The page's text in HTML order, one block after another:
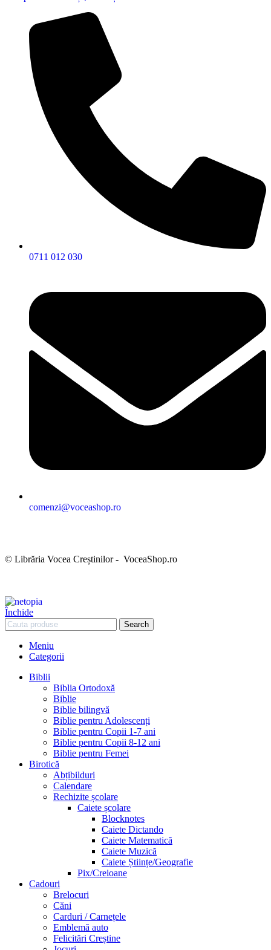
0711 012 030
comenzi@voceashop.ro
© Librăria Vocea Creștinilor - VoceaShop.ro
Închide
Search
Meniu
Categorii
Biblii
Biblia Ortodoxă
Biblie
Biblie bilingvă
Biblie pentru Adolescenți
Biblie pentru Copii 1-7 ani
Biblie pentru Copii 8-12 ani
Biblie pentru Femei
Birotică
Abțibilduri
Calendare
Rechizite școlare
Caiete școlare
Blocknotes
Caiete Dictando
Caiete Matematică
Caiete Muzică
Caiete Științe/Geografie
Pix/Creioane
Cadouri
Brelocuri
Căni
Carduri / Carnețele
Emblemă auto
Felicitări Creștine